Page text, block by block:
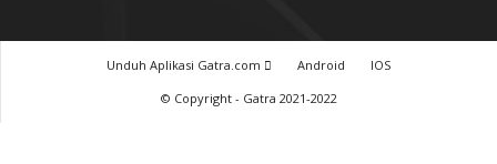
Baca GATRA Baru Bicara